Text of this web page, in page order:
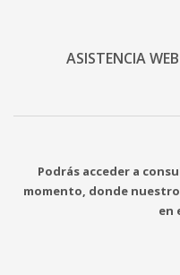
ASISTENCIA
Podrás acceder a
momento, donde
en